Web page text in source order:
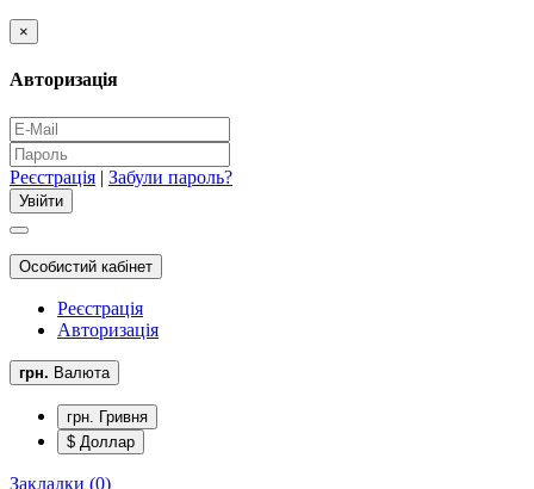
×
Авторизація
Реєстрація | Забули пароль?
Особистий кабінет
Реєстрація
Авторизація
грн. Валюта
грн. Гривня
$ Доллар
Закладки (0)